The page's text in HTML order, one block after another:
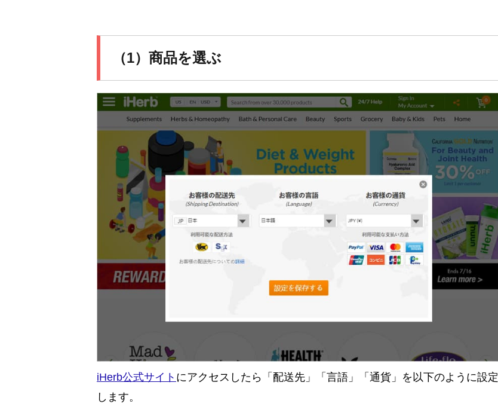
（1）商品を選ぶ
iHerb公式サイト にアクセスしたら「配送先」「言語」「通貨」を以下のように設定
します。